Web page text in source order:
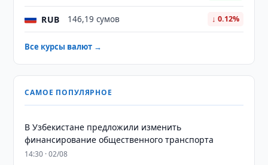
RUB 146,19 сумов ↓ 0.12%
Все курсы валют →
САМОЕ ПОПУЛЯРНОЕ
В Узбекистане предложили изменить
финансирование общественного транспорта
14:30 · 02/08